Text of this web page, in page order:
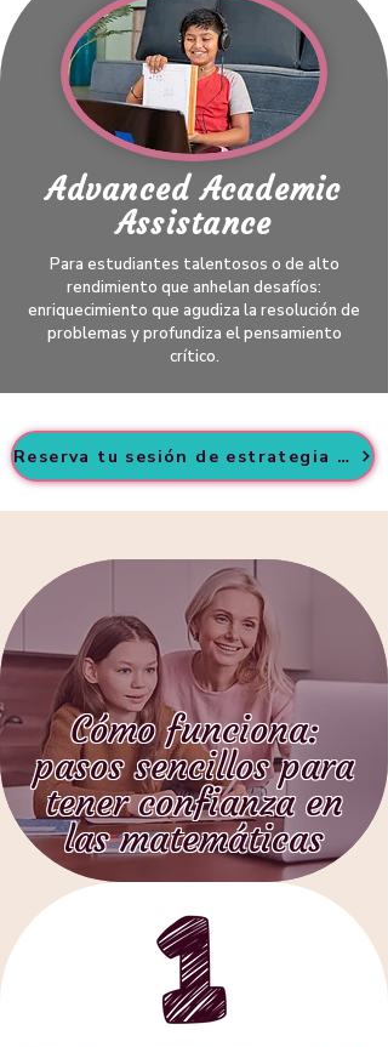
Advanced Academic
Assistance
Para estudiantes talentosos o de alto
rendimiento que anhelan desafíos:
enriquecimiento que agudiza la resolución de
problemas y profundiza el pensamiento
crítico.
Reserva tu sesión de estrategia GRATUITA
Cómo funciona:
pasos sencillos para
tener confianza en
las matemáticas